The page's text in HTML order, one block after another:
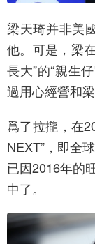
梁天琦并非美
他。可是，梁
長大”的“親生
過用心經營和梁
爲了拉攏，在
NEXT”，即全
已因2016年的
中了。